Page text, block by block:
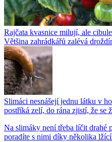
Rajčata kvasnice milují, ale
Většina zahrádkářů zalévá
Slimáci nesnášejí jednu látku v
postříká zelí, do rána zjistí, že se
Na slimáky není třeba líčit drahé
poradíte s nimi díky několika